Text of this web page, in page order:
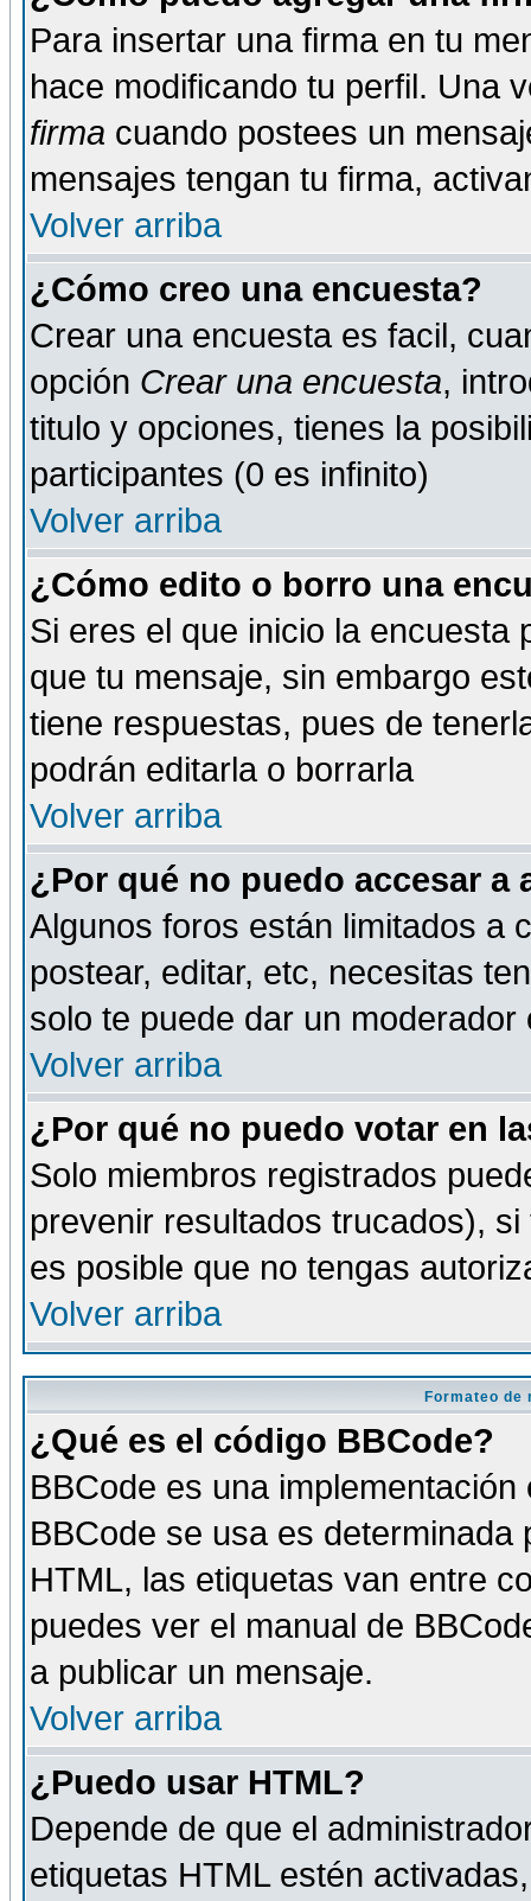
Para insertar una firma en tu
hace modificando tu perfil. Una
firma cuando postees un
mensajes tengan tu firma,
Volver arriba
¿Cómo creo una encuesta?
Crear una encuesta es facil,
opción Crear una encuesta,
titulo y opciones, tienes la
participantes (0 es infinito)
Volver arriba
¿Cómo edito o borro una
Si eres el que inicio la encuesta
que tu mensaje, sin embargo
tiene respuestas, pues de
podrán editarla o borrarla
Volver arriba
¿Por qué no puedo accesar a
Algunos foros están limitados a
postear, editar, etc, necesitas
solo te puede dar un
Volver arriba
¿Por qué no puedo votar en
Solo miembros registrados
prevenir resultados trucados),
es posible que no tengas
Volver arriba
Formateo de
¿Qué es el código BBCode?
BBCode es una
BBCode se usa es
HTML, las etiquetas van entre
puedes ver el manual de
a publicar un mensaje.
Volver arriba
¿Puedo usar HTML?
Depende de que el
etiquetas HTML estén